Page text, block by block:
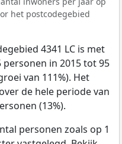
het postcodegebied
4341 LC is met
in 2015 tot 95
van 111%). Het
de hele periode van
(13%).
personen zoals op 1